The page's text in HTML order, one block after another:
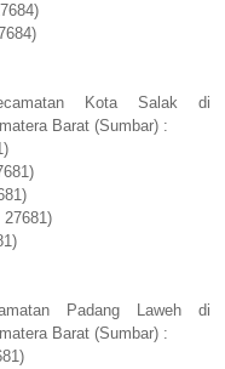
Kota Salak di
Barat (Sumbar) :
Padang Laweh di
Barat (Sumbar) :